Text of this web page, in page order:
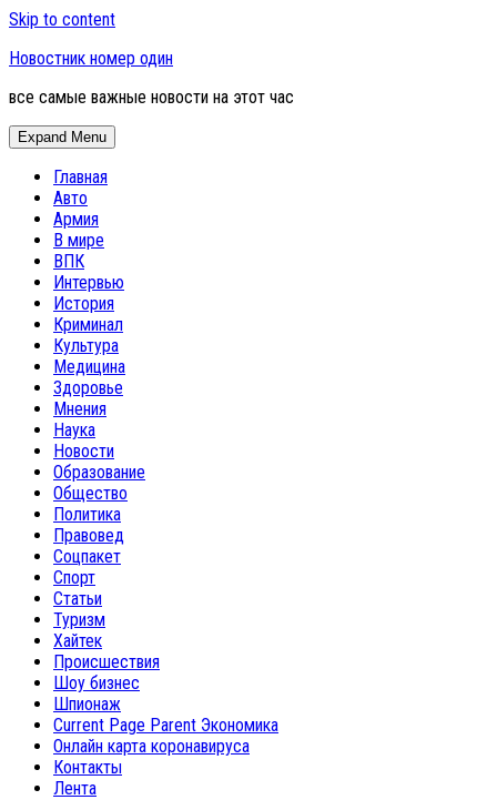
Skip to content
Новостник номер один
все самые важные новости на этот час
Expand Menu
Главная
Авто
Армия
В мире
ВПК
Интервью
История
Криминал
Культура
Медицина
Здоровье
Мнения
Наука
Новости
Образование
Общество
Политика
Правовед
Соцпакет
Спорт
Статьи
Туризм
Хайтек
Происшествия
Шоу бизнес
Шпионаж
Current Page Parent Экономика
Онлайн карта коронавируса
Контакты
Лента